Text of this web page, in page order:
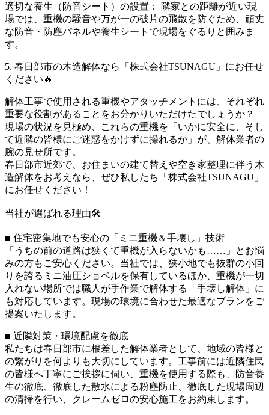
適切な養生（防音シート）の設置： 隣家との距離が近い現
場では、重機の騒音や万が一の破片の飛散を防ぐため、頑丈
な防音・防塵パネルや養生シートで現場をぐるりと囲みま
す。
5. 春日部市の木造解体なら「株式会社TSUNAGU」にお任せ
ください🔥
解体工事で使用される重機やアタッチメントには、それぞれ
重要な役割があることをお分かりいただけたでしょうか？
現場の状況を見極め、これらの重機を「いかに安全に、そし
て近隣の皆様にご迷惑をかけずに操れるか」が、解体業者の
腕の見せ所です。
春日部市近郊で、お住まいの建て替えや空き家整理に伴う木
造解体をお考えなら、ぜひ私したち「株式会社TSUNAGU」
にお任せください！
当社が選ばれる理由🛠️
■ 住宅密集地でも安心の「ミニ重機＆手壊し」技術
「うちの前の道路は狭くて重機が入らないかも……」とお悩
みの方もご安心ください。当社では、狭小地でも抜群の小回
りを誇るミニ油圧ショベルを保有しているほか、重機が一切
入れない場所では職人が手作業で解体する「手壊し解体」に
も対応しています。現場の環境に合わせた最適なプランをご
提案いたします。
■ 近隣対策・環境配慮を徹底
私たちは春日部市に根差した解体業者として、地域の皆様と
の繋がりを何よりも大切にしています。工事前には近隣住民
の皆様へ丁寧にご挨拶に伺い、重機を使用する際も、防音養
生の徹底、徹底した散水による粉塵防止、徹底した現場周辺
の清掃を行い、クレームゼロの安心施工をお約束します。